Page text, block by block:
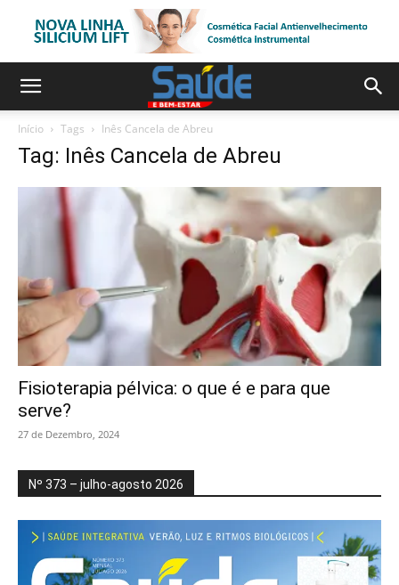
Início Tags Inês Cancela de Abreu
Tag: Inês Cancela de Abreu
Fisioterapia pélvica: o que é e para que
serve?
27 de Dezembro, 2024
Nº 373 – julho-agosto 2026